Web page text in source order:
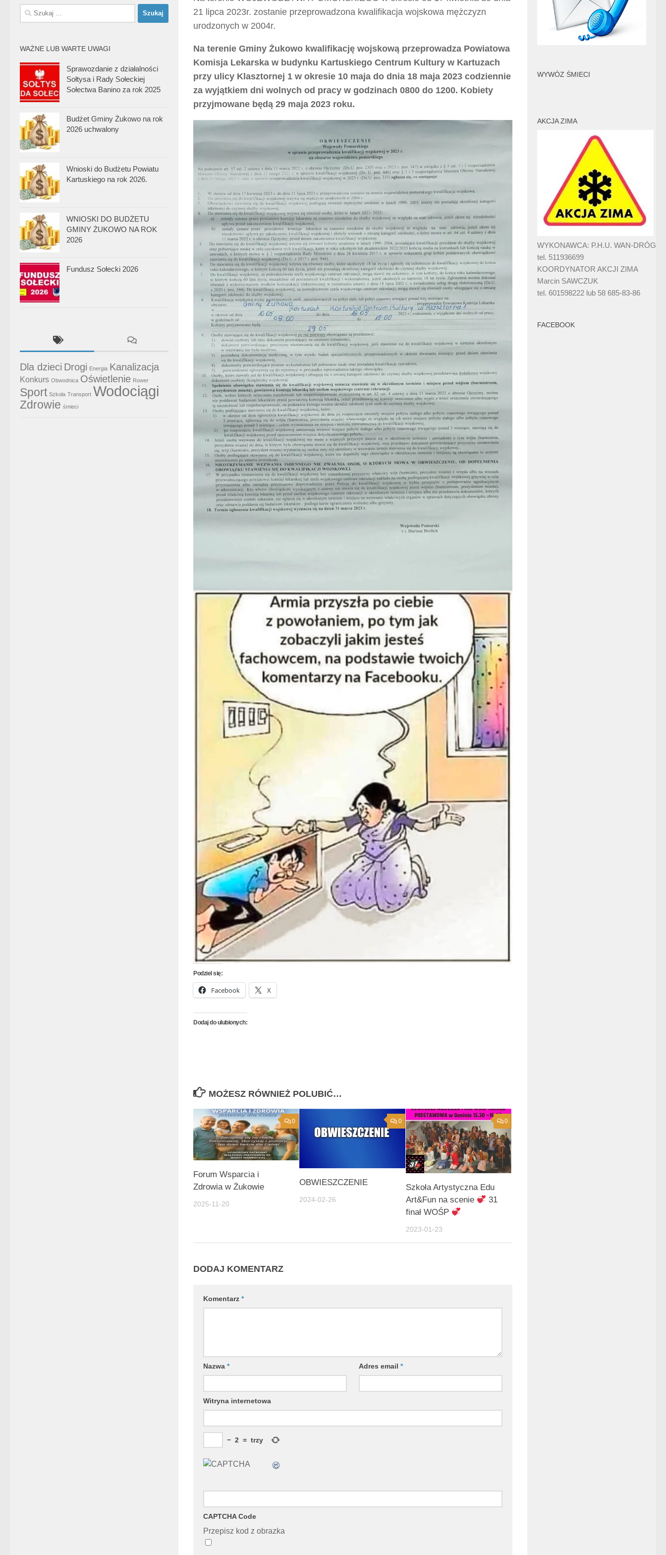
21 lipca 2023r. zostanie przeprowadzona kwalifikacja wojskowa mężczyzn
urodzonych w 2004r.
Na terenie Gminy Żukowo kwalifikację wojskową przeprowadza Powiatowa
Komisja Lekarska w budynku Kartuskiego Centrum Kultury w Kartuzach
przy ulicy Klasztornej 1 w okresie 10 maja do dnia 18 maja 2023 codziennie
za wyjątkiem dni wolnych od pracy w godzinach 0800 do 1200. Kobiety
przyjmowane będą 29 maja 2023 roku.
Podziel się:
Facebook X
Dodaj do ulubionych:
MOŻESZ RÓWNIEŻ POLUBIĆ…
0
Forum Wsparcia i
Zdrowia w Żukowie
2025-11-20
0
OBWIESZCZENIE
2024-02-26
0
Szkoła Artystyczna Edu
Art&Fun na scenie
31
finał WOŚP
2023-01-23
DODAJ KOMENTARZ
Komentarz *
Nazwa * Adres email*
Witryna internetowa
− 2 = trzy
CAPTCHA Code
Przepisz kod z obrazka
Szukaj:
WAŻNE LUB WARTE UWAGI
Sprawozdanie z działalności
Sołtysa i Rady Sołeckiej
Sołectwa Banino za rok 2025
Budżet Gminy Żukowo na rok
2026 uchwalony
Wnioski do Budżetu Powiatu
Kartuskiego na rok 2026.
WNIOSKI DO BUDŻETU
GMINY ŻUKOWO NA ROK
2026
Fundusz Sołecki 2026
Dla dzieci Drogi Energia Kanalizacja
Konkurs Obwodnica Oświetlenie Rower
Sport Szkoła Transport Wodociągi
Zdrowie śmieci
WYWÓZ ŚMIECI
AKCJA ZIMA
WYKONAWCA: P.H.U. WAN-DRÓG
tel. 511936699
KOORDYNATOR AKCJI ZIMA
Marcin SAWCZUK
tel. 601598222 lub 58 685-83-86
FACEBOOK